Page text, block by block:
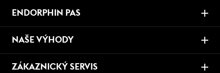
ENDORPHIN PAS
NAŠE VÝHODY
ZÁKAZNICKÝ SERVIS